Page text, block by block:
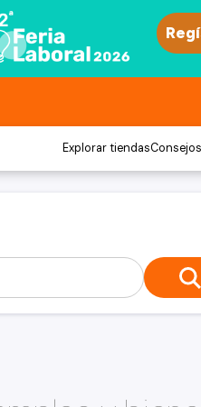
Explorar tiendas